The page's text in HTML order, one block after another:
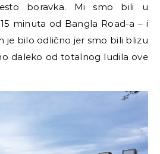
boravka. Mi smo bili u
minuta od Bangla Road-a– i
je bilo odlično jer smo bili blizu
daleko od totalnog ludila ove